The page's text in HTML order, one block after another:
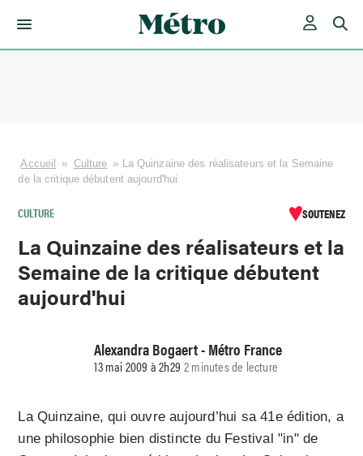
Accueil » Culture » La Quinzaine des réalisateurs et la Semaine
de la critique débutent aujourd'hui
CULTURE SOUTENEZ
La Quinzaine des réalisateurs et la
Semaine de la critique débutent
aujourd'hui
Alexandra Bogaert - Métro France
13 mai 2009 à 2h29 2 minutes de lecture
La Quinzaine, qui ouvre aujourd’hui sa 41e édition, a
une philosophie bien distincte du Festival "in" de